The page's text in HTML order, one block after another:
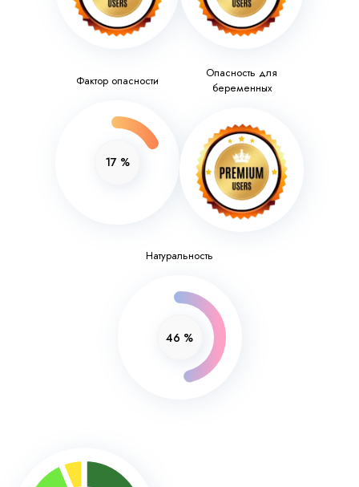
Фактор опасности
17 %
Опасность для
беременных
Натуральность
46 %